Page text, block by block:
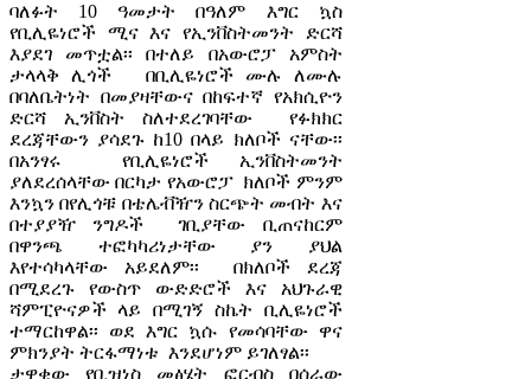
ባለፉት 10 ዓመታት በዓለም እግር ኳስ
የቢሊዬነሮች ሚና እና የኢንቨስትመንት ድርሻ
እያደገ መጥቷል፡፡ በተለይ በአውሮፓ አምስት
ታላላቅ ሊጎች በቢሊዬነሮች ሙሉ ለሙሉ
በባለቤትነት በመያዛቸውና በከፍተኛ የአክሲዮን
ድርሻ ኢንቨስት ስለተደረገባቸው የፉክክር
ደረጃቸውን ያሳደጉ ከ10 በላይ ክለቦች ናቸው፡፡
በአንፃሩ የቢሊዬነሮች ኢንቨስትመንት
ያለደረሰላቸው በርካታ የአውሮፓ ክለቦች ምንም
እንኳን በየሊጎቹ በቴሌቭዥን ስርጭት መብት እና
በተያያዥ ንግዶች ገቢያቸው ቢጠናከርም
በዋንጫ ተፎካካሪነታቸው ያን ያህል
እየተሳካላቸው አይደለም፡፡ በክለቦች ደረጃ
በሚደረጉ የውስጥ ውድድሮች እና አህጉራዊ
ሻምፒዮናዎች ላይ በሚገኝ ስኬት ቢሊዬነሮች
ተማርከዋል፡፡ ወደ እግር ኳሱ የመሳባቸው ዋና
ምክንያት ትርፋማነቱ እንደሆነም ይገለፃል፡፡
ታዋቂው የቢዝነስ መፅሄት ፎርብስ በሰራው